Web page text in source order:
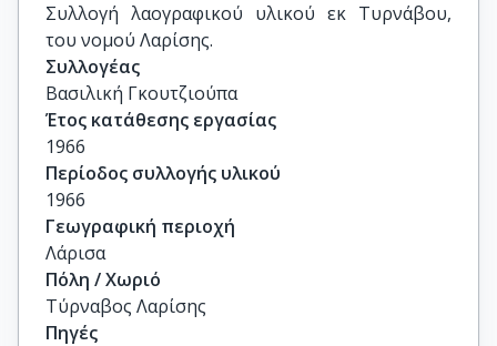
Συλλογή λαογραφικού υλικού εκ Τυρνάβου,
του νομού Λαρίσης.
Συλλογέας
Βασιλική Γκουτζιούπα
Έτος κατάθεσης εργασίας
1966
Περίοδος συλλογής υλικού
1966
Γεωγραφική περιοχή
Λάρισα
Πόλη / Χωριό
Τύρναβος Λαρίσης
Πηγές